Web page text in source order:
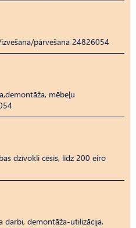
pārvešana 24826054
mēbeļu
dzīvokli cēsīs, līdz 200 eiro
darbi, demontāža-utilizācija,